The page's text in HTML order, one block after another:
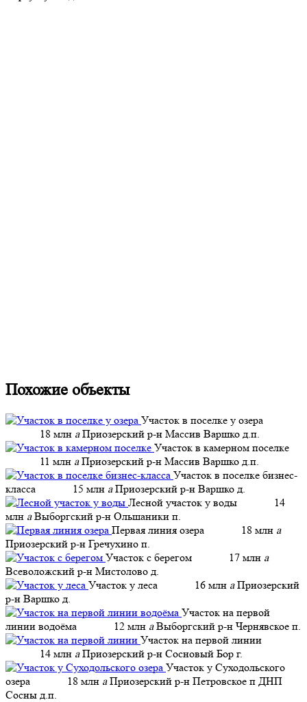
Похожие объекты
Участок в поселке у озера
18 млн a Приозерский р-н Массив Варшко д.п.
Участок в камерном поселке
11 млн a Приозерский р-н Массив Варшко д.п.
Участок в поселке бизнес-
класса
15 млн a Приозерский р-н Варшко д.
Лесной участок у воды
14
млн a Выборгский р-н Ольшаники п.
Первая линия озера
18 млн a
Приозерский р-н Гречухино п.
Участок с берегом
17 млн a
Всеволожский р-н Мистолово д.
Участок у леса
16 млн a Приозерский
р-н Варшко д.
Участок на первой
линии водоёма
12 млн a Выборгский р-н Чернявское п.
Участок на первой линии
14 млн a Приозерский р-н Сосновый Бор г.
Участок у Суходольского
озера
18 млн a Приозерский р-н Петровское п ДНП
Сосны д.п.